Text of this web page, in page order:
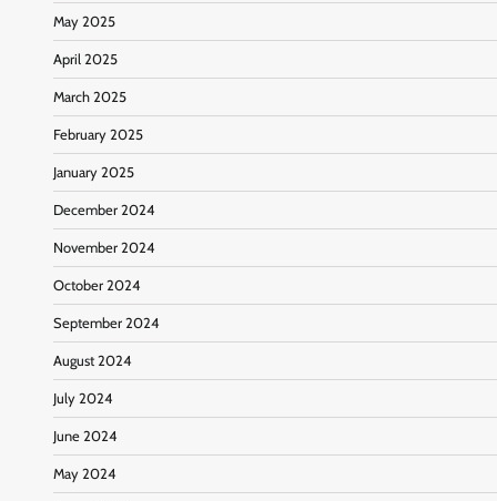
May 2025
April 2025
March 2025
February 2025
January 2025
December 2024
November 2024
October 2024
September 2024
August 2024
July 2024
June 2024
May 2024